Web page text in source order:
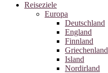
Reiseziele
Europa
Deutschland
England
Finnland
Griechenland
Island
Nordirland